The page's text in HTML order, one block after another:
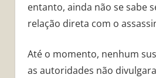
entanto, ainda não se sabe
relação direta com o
Até o momento, nenhum
as autoridades não